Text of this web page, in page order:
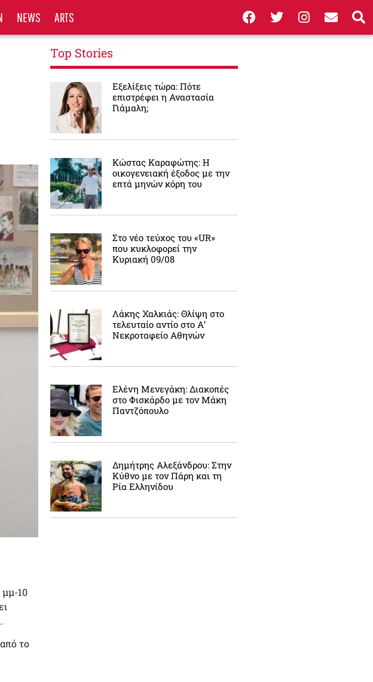
NEWS ARTS
μμ-10
το
Top Stories
Εξελίξεις τώρα: Πότε
επιστρέφει η Αναστασία
Γιάμαλη;
Κώστας Καραφώτης: Η
οικογενειακή έξοδος με την
επτά μηνών κόρη του
Στο νέο τεύχος του «UR»
που κυκλοφορεί την
Κυριακή 09/08
Λάκης Χαλκιάς: Θλίψη στο
τελευταίο αντίο στο Α’
Νεκροταφείο Αθηνών
Ελένη Μενεγάκη: Διακοπές
στο Φισκάρδο με τον Μάκη
Παντζόπουλο
Δημήτρης Αλεξάνδρου: Στην
Κύθνο με τον Πάρη και τη
Ρία Ελληνίδου